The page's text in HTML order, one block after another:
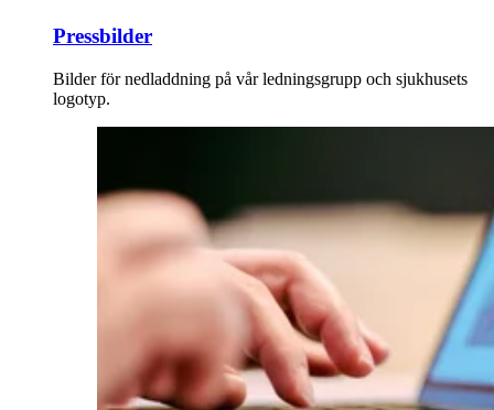
Pressbilder
Bilder för nedladdning på vår ledningsgrupp och sjukhusets
logotyp.